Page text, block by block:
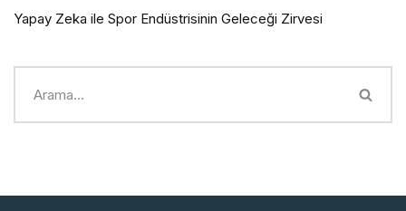
Yapay Zeka ile Spor Endüstrisinin Geleceği Zirvesi